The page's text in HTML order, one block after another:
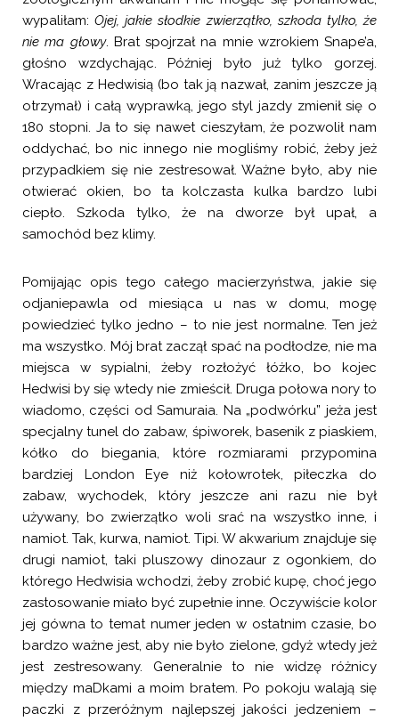
wypaliłam:Ojej, jakie słodkie zwierzątko, szkoda tylko, że
nie ma głowy. Brat spojrzał na mnie wzrokiem Snape’a,
głośno wzdychając. Później było już tylko gorzej.
Wracając z Hedwisią (bo tak ją nazwał, zanim jeszcze ją
otrzymał) i całą wyprawką, jego styl jazdy zmienił się o
180 stopni. Ja to się nawet cieszyłam, że pozwolił nam
oddychać, bo nic innego nie mogliśmy robić, żeby jeż
przypadkiem się nie zestresował. Ważne było, aby nie
otwierać okien, bo ta kolczasta kulka bardzo lubi
ciepło. Szkoda tylko, że na dworze był upał, a
samochód bez klimy.
Pomijając opis tego całego macierzyństwa, jakie się
odjaniepawla od miesiąca u nas w domu, mogę
powiedzieć tylko jedno – to nie jest normalne. Ten jeż
ma wszystko. Mój brat zaczął spać na podłodze, nie ma
miejsca w sypialni, żeby rozłożyć łóżko, bo kojec
Hedwisi by się wtedy nie zmieścił. Druga połowa nory to
wiadomo, części od Samuraia. Na „podwórku” jeża jest
specjalny tunel do zabaw, śpiworek, basenik z piaskiem,
kółko do biegania, które rozmiarami przypomina
bardziej London Eye niż kołowrotek, piłeczka do
zabaw, wychodek, który jeszcze ani razu nie był
używany, bo zwierzątko woli srać na wszystko inne, i
namiot. Tak, kurwa, namiot. Tipi. W akwarium znajduje się
drugi namiot, taki pluszowy dinozaur z ogonkiem, do
którego Hedwisia wchodzi, żeby zrobić kupę, choć jego
zastosowanie miało być zupełnie inne. Oczywiście kolor
jej gówna to temat numer jeden w ostatnim czasie, bo
bardzo ważne jest, aby nie było zielone, gdyż wtedy jeż
jest zestresowany. Generalnie to nie widzę różnicy
między maDkami a moim bratem. Po pokoju walają się
paczki z przeróżnym najlepszej jakości jedzeniem –